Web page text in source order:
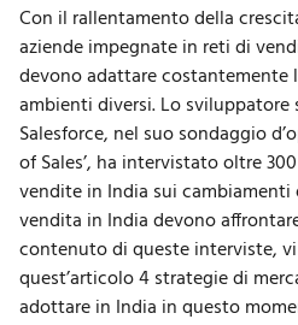
Con il rallentamento della
aziende impegnate in reti di
devono adattare costantemente
ambienti diversi. Lo sviluppatore
Salesforce, nel suo sondaggio
of Sales’, ha intervistato oltre
vendite in India sui
vendita in India devono
contenuto di queste interviste,
quest’articolo 4 strategie di
adottare in India in questo